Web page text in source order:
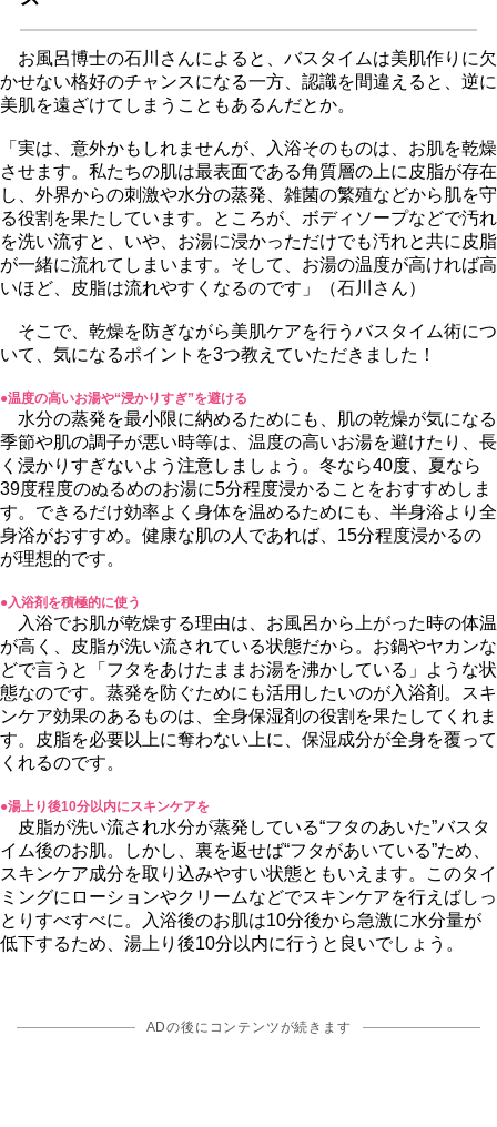
お風呂博士の石川さんによると、バスタイムは美肌作りに欠
かせない格好のチャンスになる一方、認識を間違えると、逆に
美肌を遠ざけてしまうこともあるんだとか。
「実は、意外かもしれませんが、入浴そのものは、お肌を乾燥
させます。私たちの肌は最表面である角質層の上に皮脂が存在
し、外界からの刺激や水分の蒸発、雑菌の繁殖などから肌を守
る役割を果たしています。ところが、ボディソープなどで汚れ
を洗い流すと、いや、お湯に浸かっただけでも汚れと共に皮脂
が一緒に流れてしまいます。そして、お湯の温度が高ければ高
いほど、皮脂は流れやすくなるのです」（石川さん）
そこで、乾燥を防ぎながら美肌ケアを行うバスタイム術につ
いて、気になるポイントを3つ教えていただきました！
●温度の高いお湯や“浸かりすぎ”を避ける
水分の蒸発を最小限に納めるためにも、肌の乾燥が気になる
季節や肌の調子が悪い時等は、温度の高いお湯を避けたり、長
く浸かりすぎないよう注意しましょう。冬なら40度、夏なら
39度程度のぬるめのお湯に5分程度浸かることをおすすめしま
す。できるだけ効率よく身体を温めるためにも、半身浴より全
身浴がおすすめ。健康な肌の人であれば、15分程度浸かるの
が理想的です。
●入浴剤を積極的に使う
入浴でお肌が乾燥する理由は、お風呂から上がった時の体温
が高く、皮脂が洗い流されている状態だから。お鍋やヤカンな
どで言うと「フタをあけたままお湯を沸かしている」ような状
態なのです。蒸発を防ぐためにも活用したいのが入浴剤。スキ
ンケア効果のあるものは、全身保湿剤の役割を果たしてくれま
す。皮脂を必要以上に奪わない上に、保湿成分が全身を覆って
くれるのです。
●湯上り後10分以内にスキンケアを
皮脂が洗い流され水分が蒸発している“フタのあいた”バスタ
イム後のお肌。しかし、裏を返せば“フタがあいている”ため、
スキンケア成分を取り込みやすい状態ともいえます。このタイ
ミングにローションやクリームなどでスキンケアを行えばしっ
とりすべすべに。入浴後のお肌は10分後から急激に水分量が
低下するため、湯上り後10分以内に行うと良いでしょう。
ADの後にコンテンツが続きます